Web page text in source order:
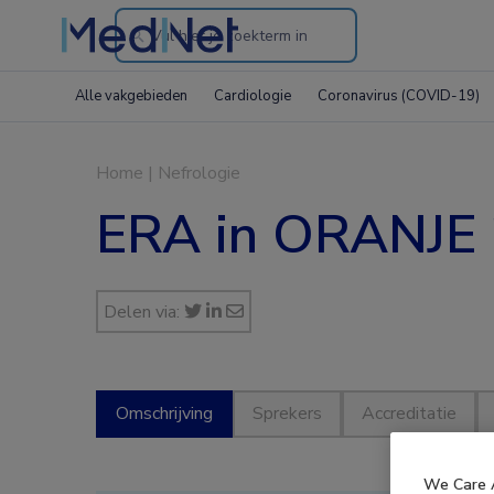
Search
the
Alle vakgebieden Cardiologie Coronavirus (COVID-19)
Home | Nefrologie
ERA in
Delen via:
Omschrijving Sprekers Accreditatie
We Care